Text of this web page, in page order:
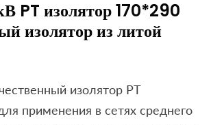
PT изолятор 170*290
изолятор из литой
изолятор PT
применения в сетях среднего